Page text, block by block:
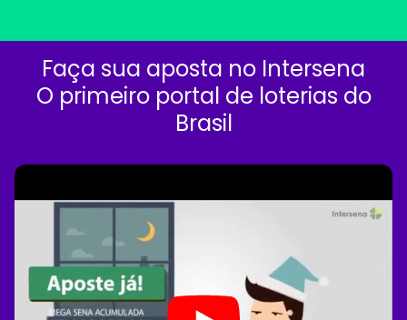
Faça sua aposta no Intersena
O primeiro portal de loterias do
Brasil